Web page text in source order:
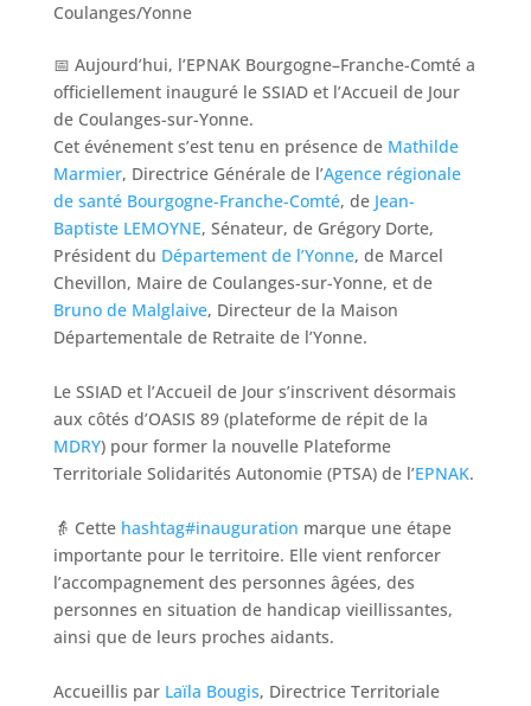
Coulanges/Yonne
📅 Aujourd’hui, l’EPNAK Bourgogne–Franche-Comté a
officiellement inauguré le SSIAD et l’Accueil de Jour
de Coulanges-sur-Yonne.
Cet événement s’est tenu en présence de Mathilde
Marmier, Directrice Générale de l’Agence régionale
de santé Bourgogne-Franche-Comté, de Jean-
Baptiste LEMOYNE, Sénateur, de Grégory Dorte,
Président du Département de l’Yonne, de Marcel
Chevillon, Maire de Coulanges-sur-Yonne, et de
Bruno de Malglaive, Directeur de la Maison
Départementale de Retraite de l’Yonne.
Le SSIAD et l’Accueil de Jour s’inscrivent désormais
aux côtés d’OASIS 89 (plateforme de répit de la
MDRY) pour former la nouvelle Plateforme
Territoriale Solidarités Autonomie (PTSA) de l’EPNAK.
👵 Cette hashtag#inauguration marque une étape
importante pour le territoire. Elle vient renforcer
l’accompagnement des personnes âgées, des
personnes en situation de handicap vieillissantes,
ainsi que de leurs proches aidants.
Accueillis par Laïla Bougis, Directrice Territoriale